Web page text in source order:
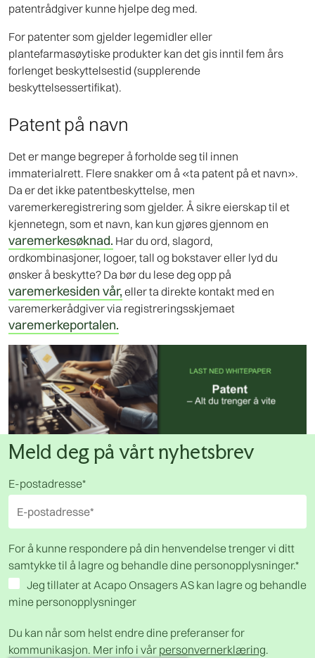
patentrådgiver kunne hjelpe deg med.
For patenter som gjelder legemidler eller
plantefarmasøytiske produkter kan det gis inntil fem års
forlenget beskyttelsestid (supplerende
beskyttelsessertifikat).
Patent på navn
Det er mange begreper å forholde seg til innen
immaterialrett. Flere snakker om å «ta patent på et navn».
Da er det ikke patentbeskyttelse, men
varemerkeregistrering som gjelder. Å sikre eierskap til et
kjennetegn, som et navn, kan kun gjøres gjennom en
varemerkesøknad. Har du ord, slagord,
ordkombinasjoner, logoer, tall og bokstaver eller lyd du
ønsker å beskytte? Da bør du lese deg opp på
varemerkesiden vår, eller ta direkte kontakt med en
varemerkerådgiver via registreringsskjemaet
varemerkeportalen.
Meld deg på vårt nyhetsbrev
E-postadresse*
For å kunne respondere på din henvendelse trenger vi ditt
samtykke til å lagre og behandle dine personopplysninger.*
Jeg tillater at Acapo Onsagers AS kan lagre og behandle
mine personopplysninger
Du kan når som helst endre dine preferanser for
kommunikasjon. Mer info i vår personvernerklæring.